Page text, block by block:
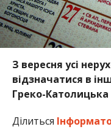
З вересня усі
відзначатися в
Греко-
Ділиться